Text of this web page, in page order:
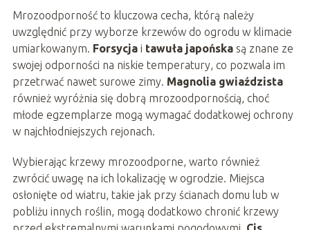
Mrozoodporność to kluczowa cecha, którą należy
uwzględnić przy wyborze krzewów do ogrodu w klimacie
umiarkowanym. Forsycjai tawuła japońskasą znane ze
swojej odporności na niskie temperatury, co pozwala im
przetrwać nawet surowe zimy. Magnolia gwiaździsta
również wyróżnia się dobrą mrozoodpornością, choć
młode egzemplarze mogą wymagać dodatkowej ochrony
w najchłodniejszych rejonach.
Wybierając krzewy mrozoodporne, warto również
zwrócić uwagę na ich lokalizację w ogrodzie. Miejsca
osłonięte od wiatru, takie jak przy ścianach domu lub w
pobliżu innych roślin, mogą dodatkowo chronić krzewy